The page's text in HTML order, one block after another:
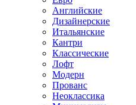
Английские
Дизайнерские
Итальянские
Кантри
Классические
Лофт
Модерн
Прованс
Неоклассика